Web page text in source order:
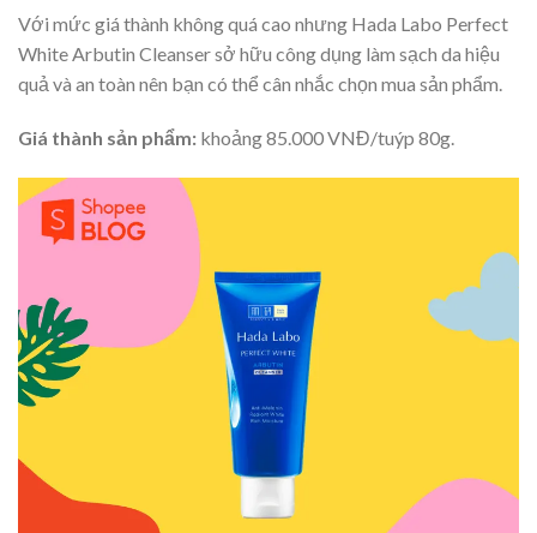
Với mức giá thành không quá cao nhưng Hada Labo Perfect
White Arbutin Cleanser sở hữu công dụng làm sạch da hiệu
quả và an toàn nên bạn có thể cân nhắc chọn mua sản phẩm.
Giá thành sản phẩm: khoảng 85.000 VNĐ/tuýp 80g.